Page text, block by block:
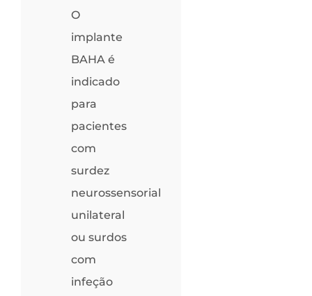
O
implante
BAHA é
indicado
para
pacientes
com
surdez
neurossensorial
unilateral
ou surdos
com
infeção